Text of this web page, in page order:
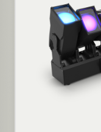
deux fixations
horizontal ou vertical
modes de
allant de
effets intégrés à
tirer parti des
28 sur les deux
d’alignement